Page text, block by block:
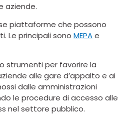
aziende.
piattaforme che possono
Le principali sono MEPAe
strumenti per favorire la
alle gare d’appalto e ai
dalle amministrazioni
le procedure di accesso alle
nel settore pubblico.